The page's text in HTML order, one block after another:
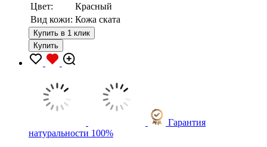
Цвет:
Красный
Вид кожи: Кожа ската
Купить в 1 клик
Купить
Гарантия
натуральности 100%